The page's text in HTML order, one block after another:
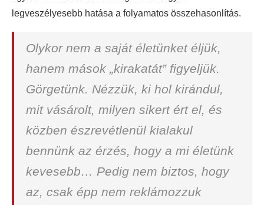
legveszélyesebb hatása a folyamatos összehasonlítás.
Olykor nem a saját életünket éljük,
hanem mások „kirakatát” figyeljük.
Görgetünk. Nézzük, ki hol kirándul,
mit vásárolt, milyen sikert ért el, és
közben észrevétlenül kialakul
bennünk az érzés, hogy a mi életünk
kevesebb… Pedig nem biztos, hogy
az, csak épp nem reklámozzuk